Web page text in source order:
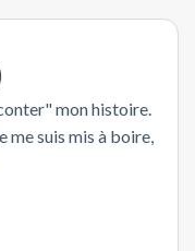
mon histoire.
me suis mis à boire,